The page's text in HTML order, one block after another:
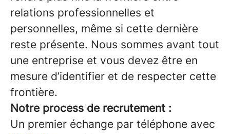
relations professionnelles et
personnelles, même si cette dernière
reste présente. Nous sommes avant tout
une entreprise et vous devez être en
mesure d’identifier et de respecter cette
frontière.
Notre process de recrutement :
Un premier échange par téléphone avec